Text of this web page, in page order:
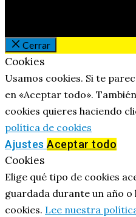
Cerrar
Cookies
Usamos cookies. Si te
en «Aceptar todo».
cookies quieres haciendo
política de cookies
Ajustes Aceptar todo
Cookies
Elige qué tipo de cookies
guardada durante un año o
cookies. Lee nuestra